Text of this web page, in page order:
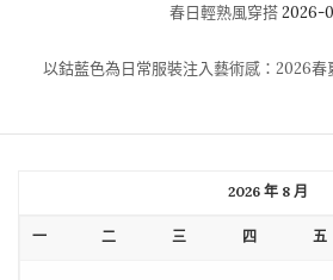
春日輕熟風穿搭 2026-
以鈷藍色為日常服裝注入藝術感：2026春
2026 年 8 月
一 二 三 四 五